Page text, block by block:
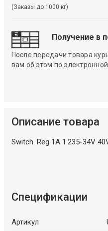
(Заказы до 1000 кг)
Получение в
После передачи товара
вам об этом по
Описание товара
Switch. Reg 1A 1.235-34V
Спецификации
Артикул